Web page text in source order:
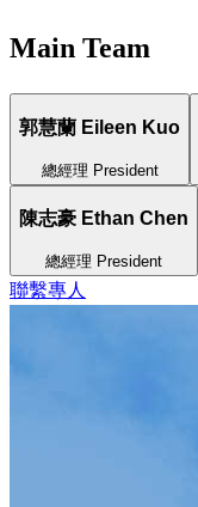
Main Team
郭慧蘭 Eileen Kuo
總經理 President
陳志豪 Ethan Chen
總經理 President
聯繫專人